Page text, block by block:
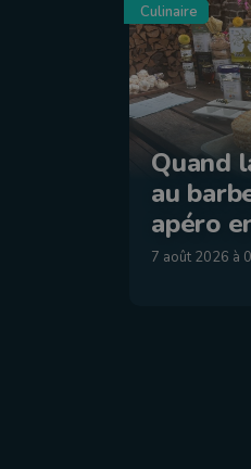
Culinaire
Quand
au
apéro
7 août 2026 à